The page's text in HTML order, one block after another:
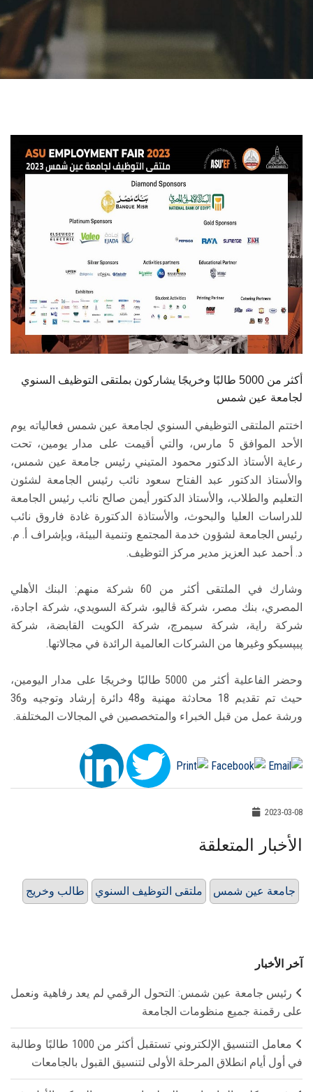
المراكز والوحدات
الأنظمة الذكية
الطلاب
هيئة التدريس
الدراسات العليا
الخريجين
الموظفون
الزائـرون
أكثر من 5000 طالبًا وخريجًا يشاركون بملتقى التوظيف السنوي
لجامعة عين شمس
اختتم الملتقى التوظيفي السنوي لجامعة عين شمس فعالياته يوم
الأحد الموافق 5 مارس، والتي أقيمت على مدار يومين، تحت
رعاية الأستاذ الدكتور محمود المتيني رئيس جامعة عين شمس،
والأستاذ الدكتور عبد الفتاح سعود نائب رئيس الجامعة لشئون
التعليم والطلاب، والأستاذ الدكتور أيمن صالح نائب رئيس الجامعة
للدراسات العليا والبحوث، والأستاذة الدكتورة غادة فاروق نائب
رئيس الجامعة لشؤون خدمة المجتمع وتنمية البيئة، وبإشراف أ. م.
د. أحمد عبد العزيز مدير مركز التوظيف.
وشارك في الملتقى أكثر من 60 شركة منهم: البنك الأهلي
المصري، بنك مصر، شركة ڤاليو، شركة السويدي، شركة اجادة،
شركة راية، شركة سيمرچ، شركة الكويت القابضة، شركة
پيپسيكو وغيرها من الشركات العالمية الرائدة في مجالاتها.
وحضر الفاعلية أكثر من 5000 طالبًا وخريجًا على مدار اليومين،
حيث تم تقديم 18 محادثة مهنية و48 دائرة إرشاد وتوجيه و36
ورشة عمل من قبل الخبراء والمتخصصين في المجالات المختلفة.
2023-03-08
الأخبار المتعلقة
طالب وخريج ملتقى التوظيف السنوي جامعة عين شمس
آخر الأخبار
رئيس جامعة عين شمس: التحول الرقمي لم يعد رفاهية ونعمل
على رقمنة جميع منظومات الجامعة
معامل التنسيق الإلكتروني تستقبل أكثر من 1000 طالبًا وطالبة
في أول أيام انطلاق المرحلة الأولى لتنسيق القبول بالجامعات